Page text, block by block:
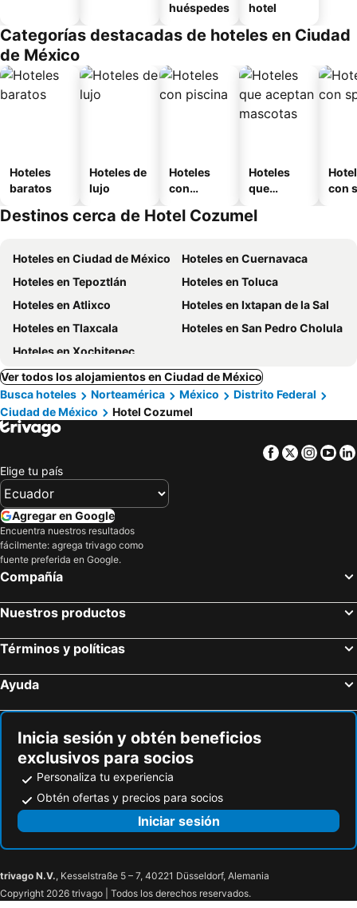
huéspedes
hotel
Categorías destacadas de hoteles en Ciudad
de México
Hoteles
baratos
Hoteles de
lujo
Hoteles
con
Hoteles
que
mascotas
con
Destinos cerca de Hotel Cozumel
Hoteles en Ciudad de México
Hoteles en Cuernavaca
Hoteles en Tepoztlán
Hoteles en Toluca
Hoteles en Atlixco
Hoteles en Ixtapan de la Sal
Hoteles en Tlaxcala
Hoteles en San Pedro Cholula
Hoteles en Xochitepec
Ver todos los alojamientos en Ciudad de México
Busca hoteles
Norteamérica México
Distrito Federal
Ciudad de México
Hotel Cozumel
Facebook
Twitter
Elige tu país
Agregar en Google
Encuentra nuestros resultados
fácilmente: agrega trivago como
fuente preferida en Google.
Compañía
Nuestros productos
Términos y políticas
Ayuda
Inicia sesión y obtén beneficios
exclusivos para socios
Personaliza tu experiencia
Obtén ofertas y precios para socios
Iniciar sesión
trivago N.V., Kesselstraße 5 – 7, 40221 Düsseldorf, Alemania
Copyright 2026 trivago | Todos los derechos reservados.